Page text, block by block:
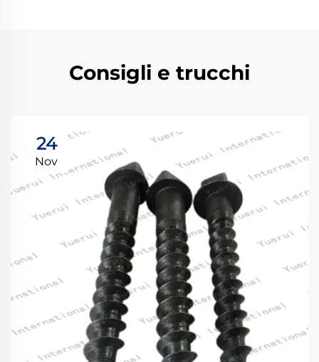
Consigli e trucchi
24
Nov